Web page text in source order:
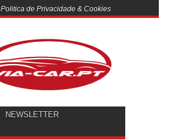
Politica de Privacidade & Cookies
NEWSLETTER